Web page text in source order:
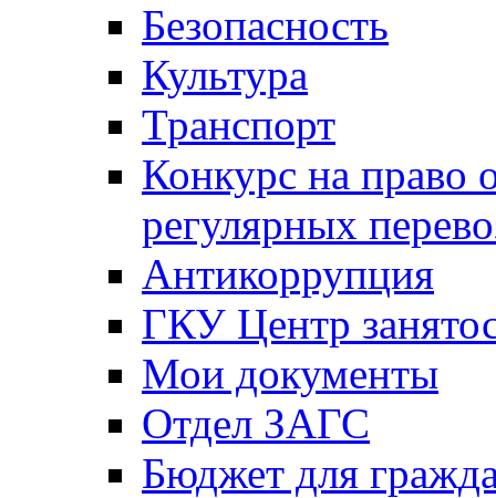
Безопасность
Культура
Транспорт
Конкурс на право
регулярных
Антикоррупция
ГКУ Центр
Мои документы
Отдел ЗАГС
Бюджет для